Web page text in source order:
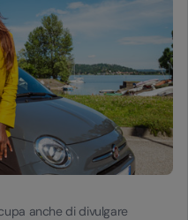
anche di divulgare